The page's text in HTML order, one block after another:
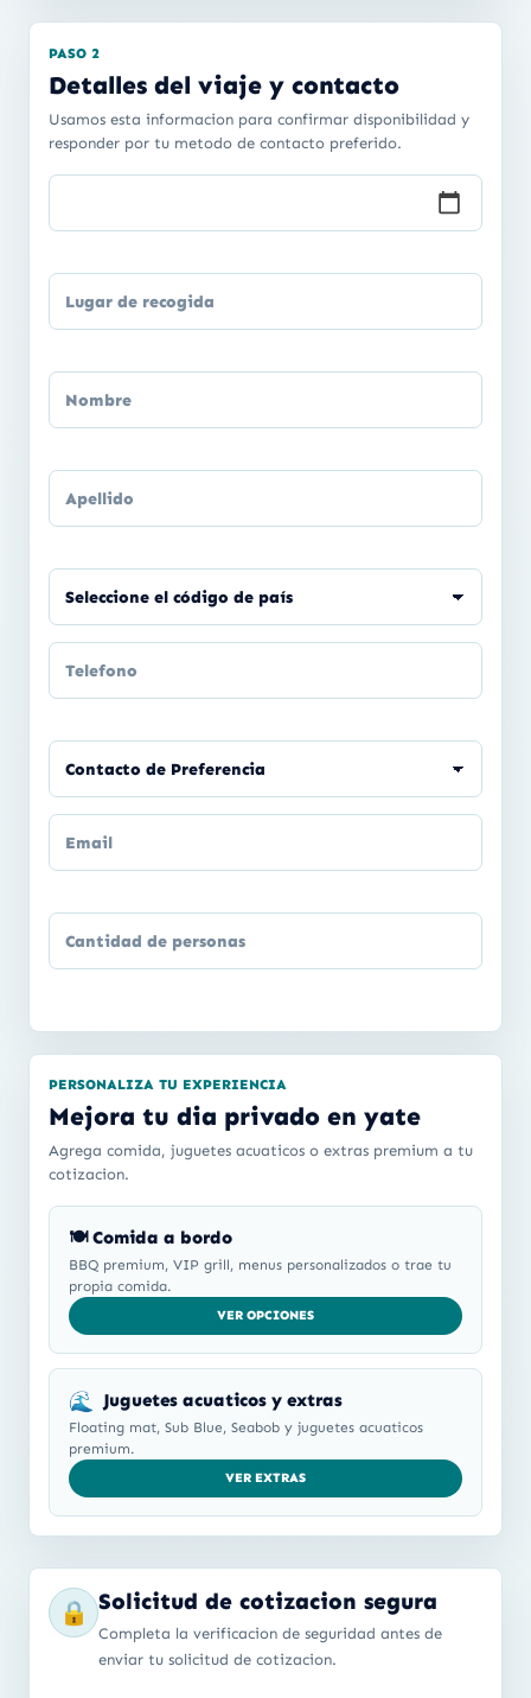
PASO 2
Detalles del viaje y contacto
Usamos esta informacion para confirmar disponibilidad y
responder por tu metodo de contacto preferido.
PERSONALIZA TU EXPERIENCIA
Mejora tu dia privado en yate
Agrega comida, juguetes acuaticos o extras premium a tu
cotizacion.
🍽️ Comida a bordo
BBQ premium, VIP grill, menus personalizados o trae tu
propia comida.
VER OPCIONES
🌊 Juguetes acuaticos y extras
Floating mat, Sub Blue, Seabob y juguetes acuaticos
premium.
VER EXTRAS
🔒 Solicitud de cotizacion segura
Completa la verificacion de seguridad antes de
enviar tu solicitud de cotizacion.